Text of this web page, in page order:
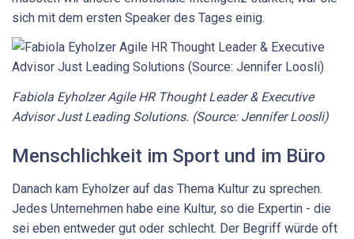
sich mit dem ersten Speaker des Tages einig.
Fabiola Eyholzer Agile HR Thought Leader & Executive
Advisor Just Leading Solutions. (Source: Jennifer Loosli)
Menschlichkeit im Sport und im Büro
Danach kam Eyholzer auf das Thema Kultur zu sprechen.
Jedes Unternehmen habe eine Kultur, so die Expertin - die
sei eben entweder gut oder schlecht. Der Begriff würde oft